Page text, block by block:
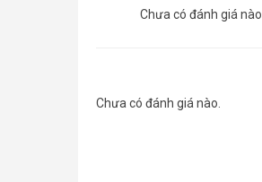
Chưa có đánh giá nào
Chưa có đánh giá nào.